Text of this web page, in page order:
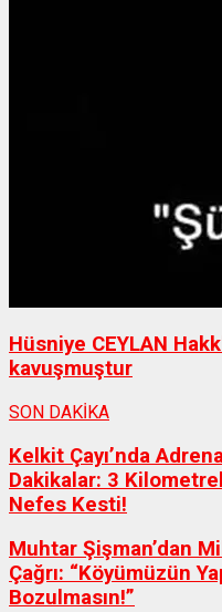
Hüsniye CEYLAN
kavuşmuştur
SON DAKİKA
Kelkit Çayı’nda
Dakikalar: 3
Nefes Kesti!
Muhtar Şişman’dan
Çağrı: “Köyümüzün
Bozulmasın!”